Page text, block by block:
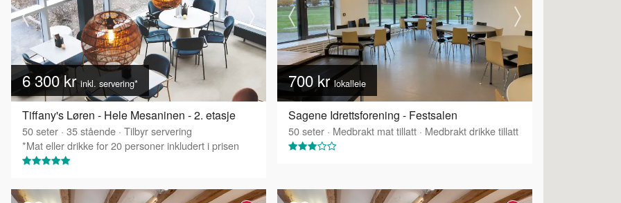
6 300 kr inkl. servering*
Tiffany's Løren - Hele Mesaninen - 2. etasje
50seter · 35stående · Tilbyr servering
*Mat eller drikke for 20 personer inkludert i prisen
700 krlokalleie
Sagene Idrettsforening - Festsalen
50seter · Medbrakt mat tillatt · Medbrakt drikke tillatt